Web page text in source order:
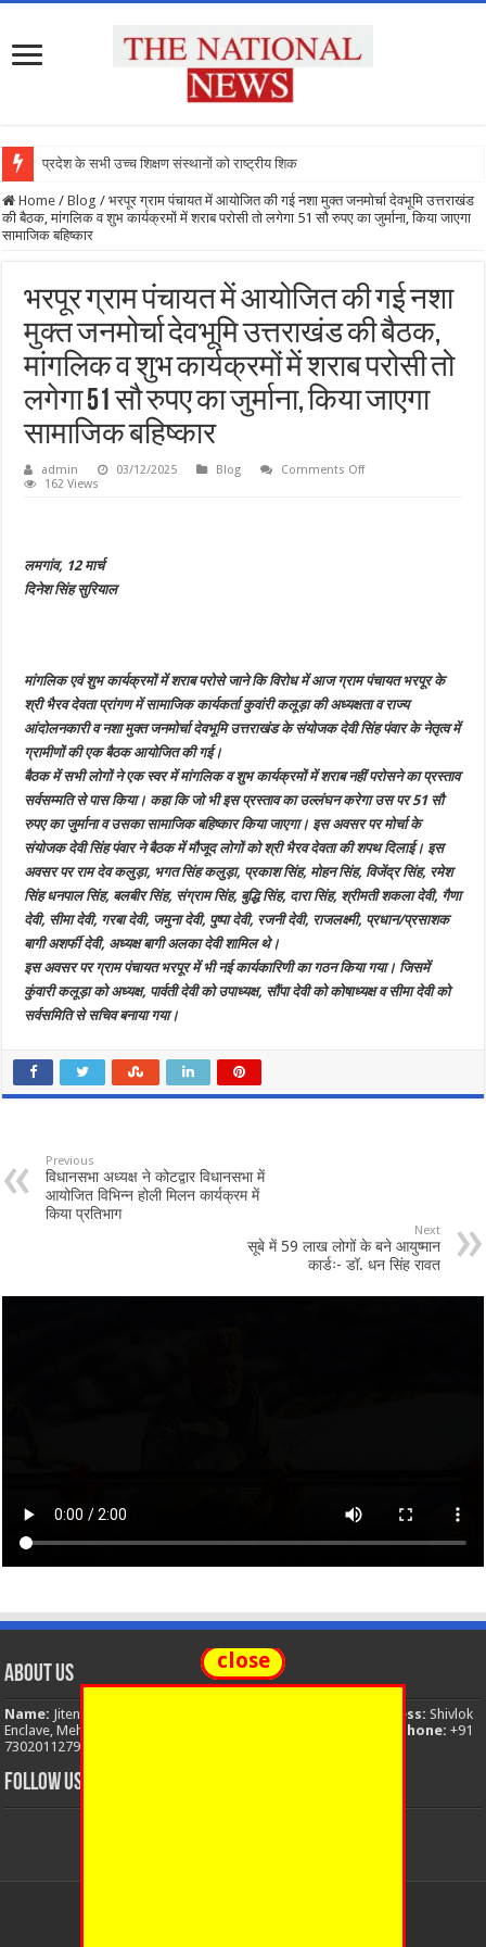
प्रदेश के सभी उच्च शिक्षण संस्थानों को राष्ट्रीय शिक्षा
Home / Blog / भरपूर ग्राम पंचायत में आयोजित की गई नशा मुक्त जनमोर्चा देवभूमि उत्तराखंड
की बैठक, मांगलिक व शुभ कार्यक्रमों में शराब परोसी तो लगेगा 51 सौ रुपए का जुर्माना, किया जाएगा
सामाजिक बहिष्कार
भरपूर ग्राम पंचायत में आयोजित की गई नशा
मुक्त जनमोर्चा देवभूमि उत्तराखंड की बैठक,
मांगलिक व शुभ कार्यक्रमों में शराब परोसी तो
लगेगा 51 सौ रुपए का जुर्माना, किया जाएगा
सामाजिक बहिष्कार
admin 03/12/2025 Blog Comments Offon
मांगलिक
शुभ
कार्यक्रमों
में
परोसी
तो
लगेगा
51
सौ
का
जुर्माना,
किया
जाएगा
बहिष्कार
162 Views
लमगांव, 12 मार्च
दिनेश सिंह सुरियाल
मांगलिक एवं शुभ कार्यक्रमों में शराब परोसे जाने कि विरोध में आज ग्राम पंचायत भरपूर के
श्री भैरव देवता प्रांगण में सामाजिक कार्यकर्ता कुवांरी कलूड़ा की अध्यक्षता व राज्य
आंदोलनकारी व नशा मुक्त जनमोर्चा देवभूमि उत्तराखंड के संयोजक देवी सिंह पंवार के नेतृत्व में
ग्रामीणों की एक बैठक आयोजित की गई।
बैठक में सभी लोगों ने एक स्वर में मांगलिक व शुभ कार्यक्रमों में शराब नहीं परोसने का प्रस्ताव
सर्वसम्मति से पास किया। कहा कि जो भी इस प्रस्ताव का उल्लंघन करेगा उस पर 51 सौ
रुपए का जुर्माना व उसका सामाजिक बहिष्कार किया जाएगा। इस अवसर पर मोर्चा के
संयोजक देवी सिंह पंवार ने बैठक में मौजूद लोगों को श्री भैरव देवता की शपथ दिलाई। इस
अवसर पर राम देव कलुड़ा, भगत सिंह कलुड़ा, प्रकाश सिंह, मोहन सिंह, विजेंद्र सिंह, रमेश
सिंह धनपाल सिंह, बलबीर सिंह, संग्राम सिंह, बुद्धि सिंह, दारा सिंह, श्रीमती शकला देवी, गैणा
देवी, सीमा देवी, गरबा देवी, जमुना देवी, पुष्पा देवी, रजनी देवी, राजलक्ष्मी, प्रधान/प्रसाशक
बागी अशर्फी देवी, अध्यक्ष बागी अलका देवी शामिल थे।
इस अवसर पर ग्राम पंचायत भरपूर में भी नई कार्यकारिणी का गठन किया गया। जिसमें
कुंवारी कलूड़ा को अध्यक्ष, पार्वती देवी को उपाध्यक्ष, सौंपा देवी को कोषाध्यक्ष व सीमा देवी को
सर्वसमिति से सचिव बनाया गया।
Previous
विधानसभा अध्यक्ष ने कोटद्वार विधानसभा में
आयोजित विभिन्न होली मिलन कार्यक्रम में
किया प्रतिभाग
Next
सूबे में 59 लाख लोगों के बने आयुष्मान
कार्डः- डॉ. धन सिंह रावत
About Us
Name: Jitendra Singh Address: Shivlok
Enclave, Mehuwala Mafi, Dehradun, Uttarakhand, 248001, India
Phone: +91
7302011279
FOLLOW US
close